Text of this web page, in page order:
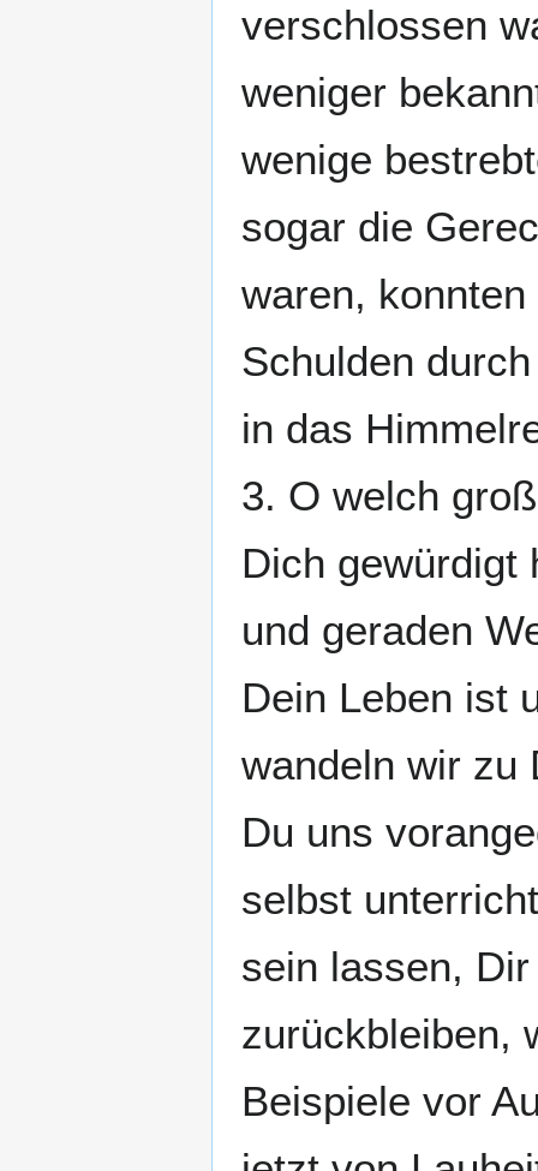
verschlossen
weniger
wenige
sogar die
waren,
Schulden
in das
3. O welch
Dich gewürdigt
und geraden
Dein Leben ist
wandeln wir zu
Du uns
selbst
sein lassen,
zurückbleiben,
Beispiele vor